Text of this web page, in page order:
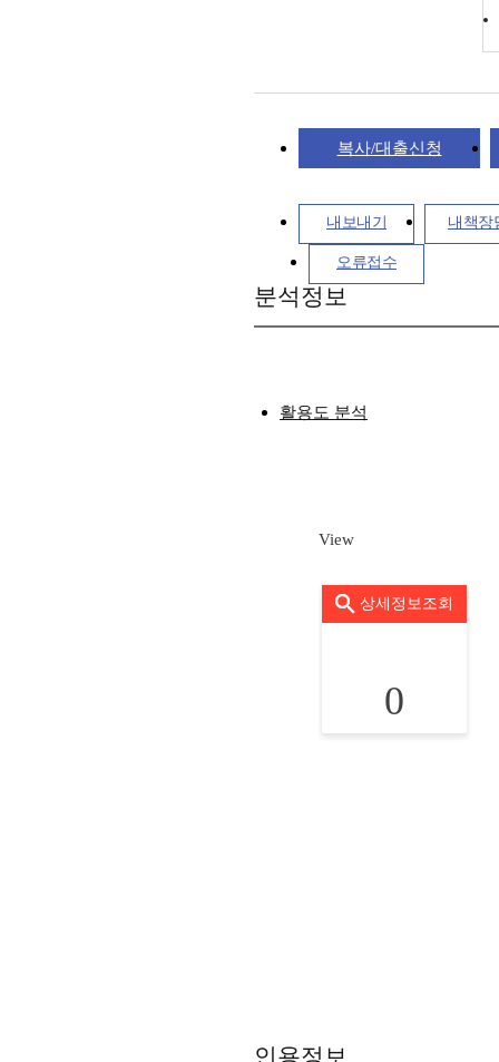
복사/대출신청
내보내기 내책장
오류접수
분석정보
활용도 분석
View
상세정보조회
0